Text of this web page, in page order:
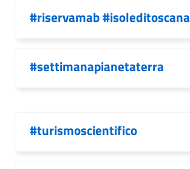
#riservamab #isoleditoscana
#settimanapianetaterra
#turismoscientifico